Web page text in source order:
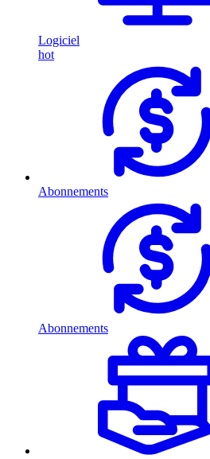
Logiciel
hot
Abonnements
Abonnements